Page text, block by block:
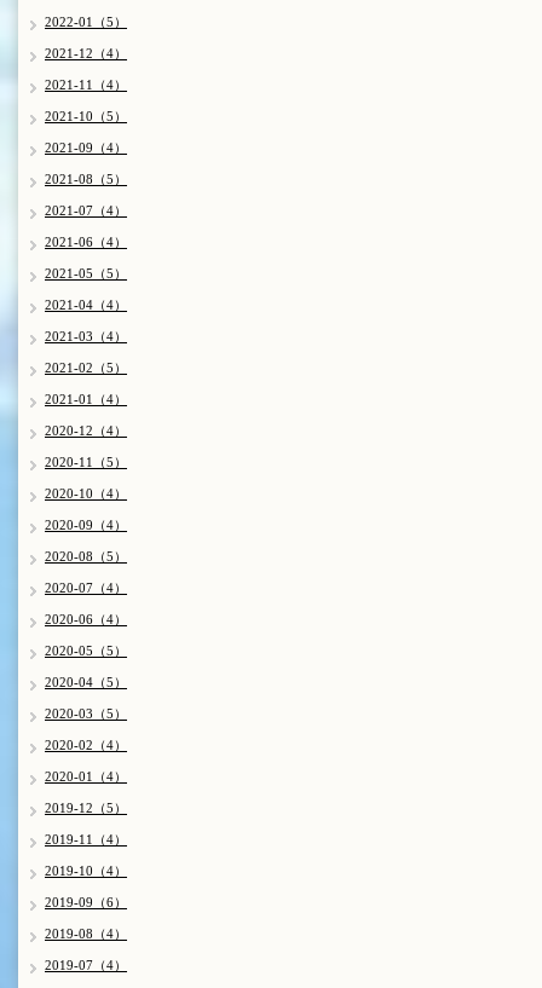
2022-01（5）
2021-12（4）
2021-11（4）
2021-10（5）
2021-09（4）
2021-08（5）
2021-07（4）
2021-06（4）
2021-05（5）
2021-04（4）
2021-03（4）
2021-02（5）
2021-01（4）
2020-12（4）
2020-11（5）
2020-10（4）
2020-09（4）
2020-08（5）
2020-07（4）
2020-06（4）
2020-05（5）
2020-04（5）
2020-03（5）
2020-02（4）
2020-01（4）
2019-12（5）
2019-11（4）
2019-10（4）
2019-09（6）
2019-08（4）
2019-07（4）